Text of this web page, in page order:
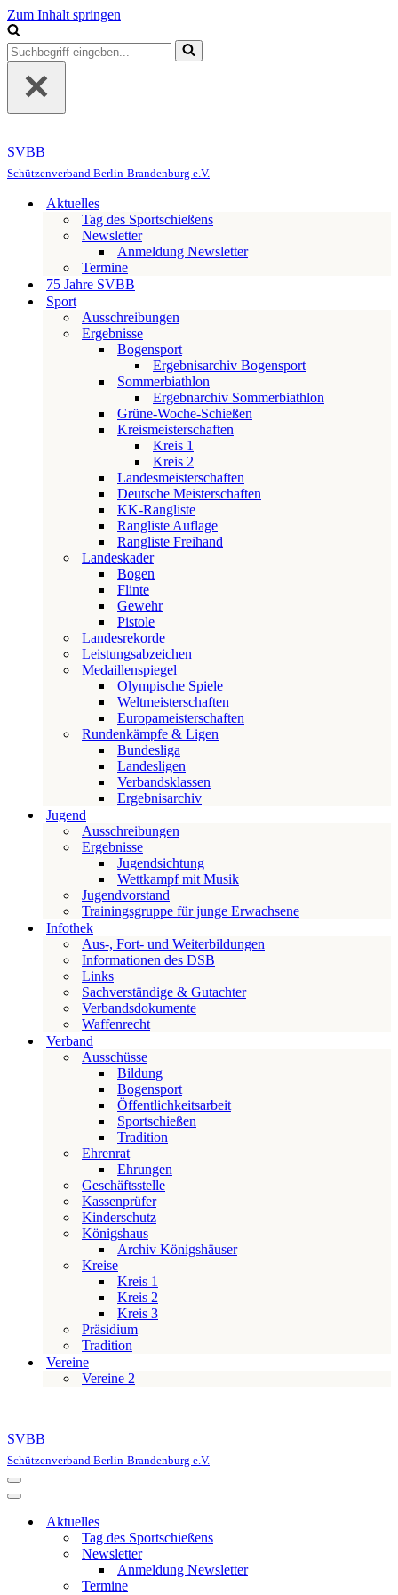
Zum Inhalt springen
Suchen
nach …
SVBB
Schützenverband Berlin-Brandenburg e.V.
Aktuelles
Tag des Sportschießens
Newsletter
Anmeldung Newsletter
Termine
75 Jahre SVBB
Sport
Ausschreibungen
Ergebnisse
Bogensport
Ergebnisarchiv Bogensport
Sommerbiathlon
Ergebnarchiv Sommerbiathlon
Grüne-Woche-Schießen
Kreismeisterschaften
Kreis 1
Kreis 2
Landesmeisterschaften
Deutsche Meisterschaften
KK-Rangliste
Rangliste Auflage
Rangliste Freihand
Landeskader
Bogen
Flinte
Gewehr
Pistole
Landesrekorde
Leistungsabzeichen
Medaillenspiegel
Olympische Spiele
Weltmeisterschaften
Europameisterschaften
Rundenkämpfe & Ligen
Bundesliga
Landesligen
Verbandsklassen
Ergebnisarchiv
Jugend
Ausschreibungen
Ergebnisse
Jugendsichtung
Wettkampf mit Musik
Jugendvorstand
Trainingsgruppe für junge Erwachsene
Infothek
Aus-, Fort- und Weiterbildungen
Informationen des DSB
Links
Sachverständige & Gutachter
Verbandsdokumente
Waffenrecht
Verband
Ausschüsse
Bildung
Bogensport
Öffentlichkeitsarbeit
Sportschießen
Tradition
Ehrenrat
Ehrungen
Geschäftsstelle
Kassenprüfer
Kinderschutz
Königshaus
Archiv Königshäuser
Kreise
Kreis 1
Kreis 2
Kreis 3
Präsidium
Tradition
Vereine
Vereine 2
SVBB
Schützenverband Berlin-Brandenburg e.V.
Navigationsmenü
Navigationsmenü
Aktuelles
Tag des Sportschießens
Newsletter
Anmeldung Newsletter
Termine